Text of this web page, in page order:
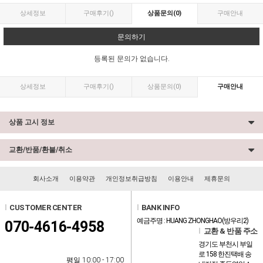
상세정보 구매후기 () 상품문의 (0) 구매안내
문의하기
등록된 문의가 없습니다.
상세정보 구매후기 () 상품문의 (0) 구매안내
상품 고시 정보
교환/반품/환불/취소
회사소개 이용약관 개인정보취급방침 이용안내 제휴문의
CUSTOMER CENTER
070-4616-4958
평일 10:00 - 17:00
BANK INFO
예금주명 : HUANG ZHONGHAO(방우리2)
교환 & 반품 주소
경기도 부천시 부일
로 158 한진택배 송